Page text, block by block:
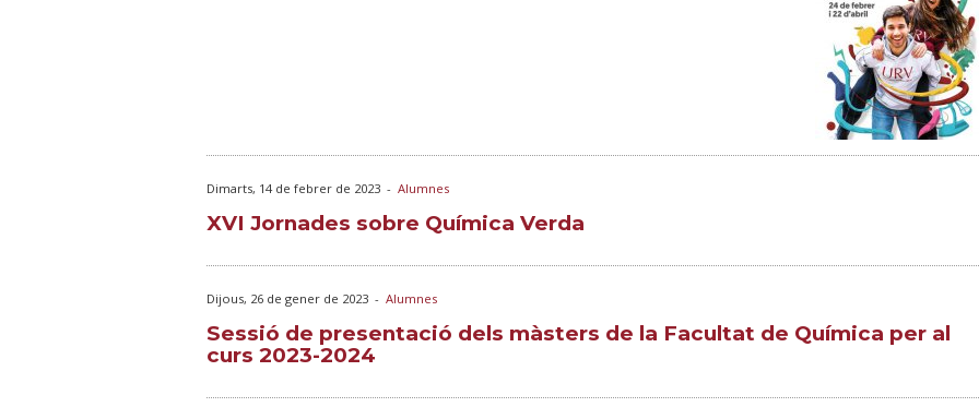
Dimarts, 14 de febrer de 2023 - Alumnes
XVI Jornades sobre Química Verda
Dijous, 26 de gener de 2023 - Alumnes
Sessió de presentació dels màsters de la Facultat de Química per al
curs 2023-2024